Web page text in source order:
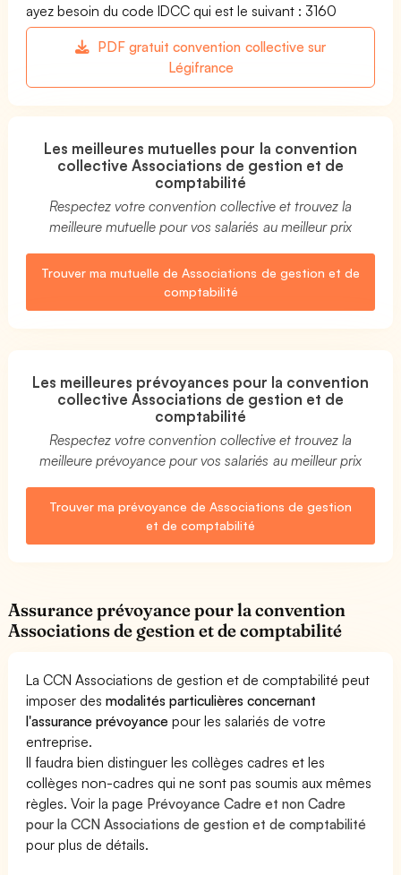
ayez besoin du code IDCC qui est le suivant : 3160
PDF gratuit convention collective sur
Légifrance
Les meilleures mutuelles pour la convention
collective Associations de gestion et de
comptabilité
Respectez votre convention collective et trouvez la
meilleure mutuelle pour vos salariés au meilleur prix
Trouver ma mutuelle de Associations de gestion et de
comptabilité
Les meilleures prévoyances pour la convention
collective Associations de gestion et de
comptabilité
Respectez votre convention collective et trouvez la
meilleure prévoyance pour vos salariés au meilleur prix
Trouver ma prévoyance de Associations de gestion
et de comptabilité
Assurance prévoyance pour la convention
Associations de gestion et de comptabilité
La CCN Associations de gestion et de comptabilité peut
imposer desmodalités particulières concernant
l'assurance prévoyance pour les salariés de votre
entreprise.
Il faudra bien distinguer les collèges cadres et les
collèges non-cadres qui ne sont pas soumis aux mêmes
règles. Voir la page Prévoyance Cadre et non Cadre
pour la CCN Associations de gestion et de comptabilité
pour plus de détails.